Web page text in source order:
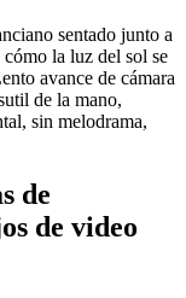
sentado junto a
la luz del sol se
avance de cámara
de la mano,
sin melodrama,
de
de video